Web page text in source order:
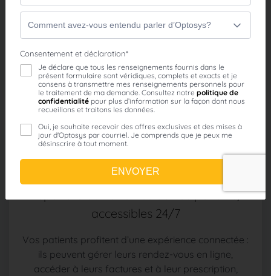
Optosys Commande
EN SAVOIR PLUS
Solutions patients
Des services en ligne essentiels pour
répondre aux attentes de vos patients,
accessibles 24/7
Vos patients profitent d’une expérience connectée :
ils peuvent gérer leurs rendez-vous en ligne,
accéder à leurs factures et à leur prescription,